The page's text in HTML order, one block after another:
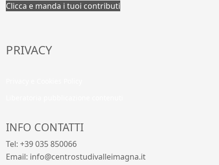
Clicca e manda i tuoi contributi
PRIVACY
INFO CONTATTI
Tel: +39 035 850066
Email: info@centrostudivalleimagna.it